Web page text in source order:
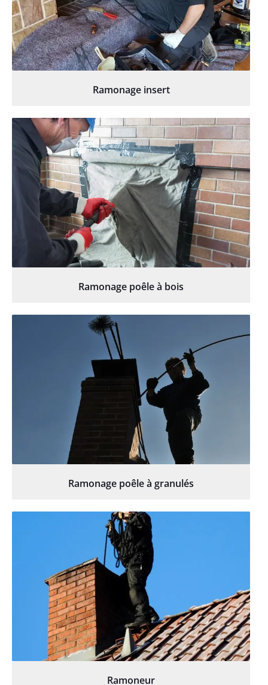
Ramonage insert
Ramonage poêle à bois
Ramonage poêle à granulés
Ramoneur